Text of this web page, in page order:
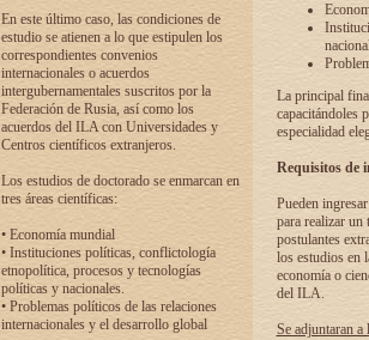
En este último caso, las condiciones de
estudio se atienen a lo que estipulen los
correspondientes convenios
internacionales o acuerdos
intergubernamentales suscritos por la
Federación de Rusia, así como los
acuerdos del ILA con Universidades y
Centros científicos extranjeros.
Los estudios de doctorado se enmarcan en
tres áreas científicas:
• Economía mundial
• Instituciones políticas, conflictología
etnopolítica, procesos y tecnologías
políticas y nacionales.
• Problemas políticos de las relaciones
internacionales y el desarrollo global
La principal
capacitándoles
especialidad
Requisitos de
Pueden
para realizar un
postulantes
los estudios en
economía o
del ILA.
Se adjuntaran a